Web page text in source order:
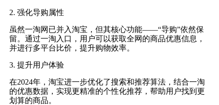
2. 强化导购属性
虽然一淘网已并入淘宝，但其核心功能——“导购”依然保
留。通过一淘入口，用户可以获取全网的商品优惠信息，
并进行多平台比价，提升购物效率。
3. 提升用户体验
在2024年，淘宝进一步优化了搜索和推荐算法，结合一淘
的优惠数据，实现更精准的个性化推荐，帮助用户找到更
划算的商品。